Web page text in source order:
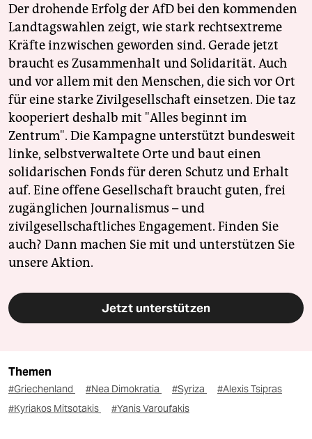
Der drohende Erfolg der AfD bei den kommenden
Landtagswahlen zeigt, wie stark rechtsextreme
Kräfte inzwischen geworden sind. Gerade jetzt
braucht es Zusammenhalt und Solidarität. Auch
und vor allem mit den Menschen, die sich vor Ort
für eine starke Zivilgesellschaft einsetzen. Die taz
kooperiert deshalb mit "Alles beginnt im
Zentrum". Die Kampagne unterstützt bundesweit
linke, selbstverwaltete Orte und baut einen
solidarischen Fonds für deren Schutz und Erhalt
auf. Eine offene Gesellschaft braucht guten, frei
zugänglichen Journalismus – und
zivilgesellschaftliches Engagement. Finden Sie
auch? Dann machen Sie mit und unterstützen Sie
unsere Aktion.
Jetzt unterstützen
Themen
#Griechenland #Nea Dimokratia #Syriza
#Alexis Tsipras
#Kyriakos Mitsotakis
#Yanis Varoufakis